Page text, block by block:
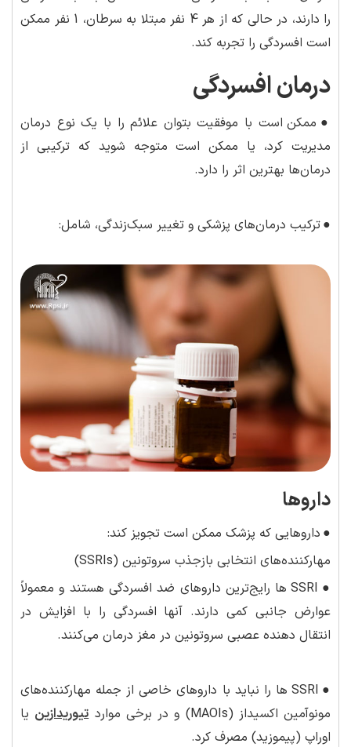
را دارند، در حالی که از هر 4 نفر مبتلا به سرطان، 1 نفر ممکن
است افسردگی را تجربه کند.
درمان افسردگی
● ممکن است با موفقیت بتوان علائم را با یک نوع درمان
مدیریت کرد، یا ممکن است متوجه شوید که ترکیبی از
درمان‌ها بهترین اثر را دارد.
●ترکیب درمان‌های پزشکی و تغییر سبک‌زندگی، شامل:
داروها
● داروهایی که پزشک ممکن است تجویز کند:
مهارکننده‌های انتخابی بازجذب سروتونین (SSRIs)
●
SSRI ها رایج‌ترین داروهای ضد افسردگی هستند و معمولاً
عوارض جانبی کمی دارند. آنها افسردگی را با افزایش در
انتقال دهنده عصبی سروتونین در مغز درمان می‌کنند.
●
SSRI ها را نباید با داروهای خاصی از جمله مهارکننده‌های
مونوآمین اکسیداز (MAOIs) و در برخی موارد
تیوریدازین یا
اوراپ (پیموزید) مصرف کرد.